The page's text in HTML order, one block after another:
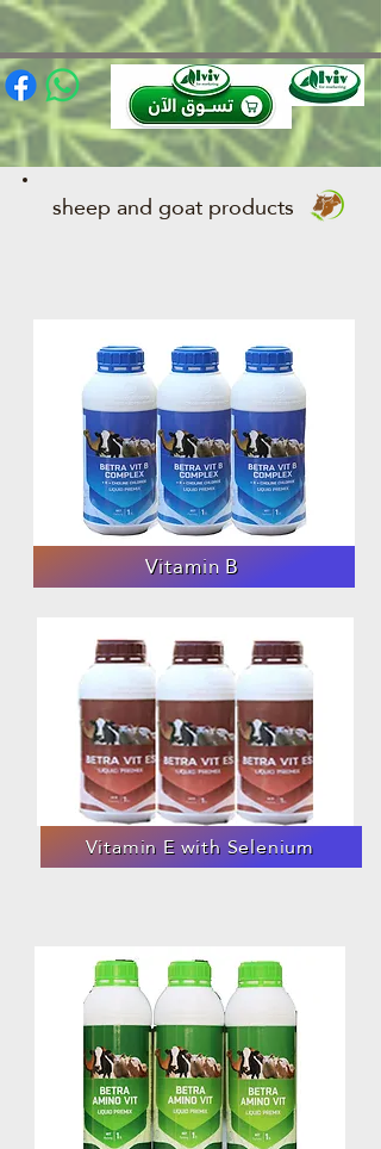
(function(){ var s = document.createElement('script'); s.src =
'https://writeacustomerreview.com/review/wix_jsonld.php?
instance=491e0206-949f-4a3b-88ca-97e736ca0447'; s.async = true;
(document.head || document.documentElement).appendChild(s); })();
sheep and goat products
Vitamin B
Vitamin E with Selenium